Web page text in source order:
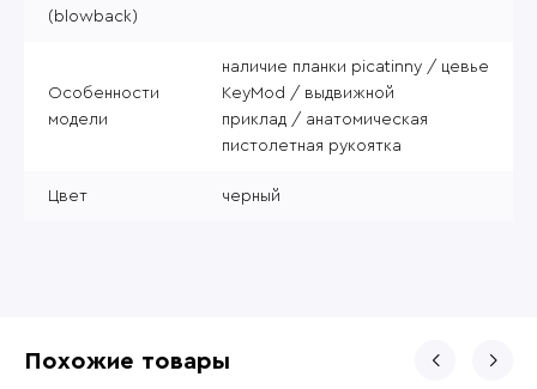
(blowback)
Особенности
модели
наличие планки picatinny / цевье
KeyMod / выдвижной
приклад / анатомическая
пистолетная рукоятка
Цвет черный
Похожие товары